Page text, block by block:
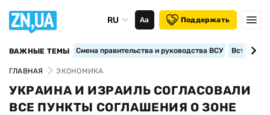
RU Аа Поддержать
ВАЖНЫЕ ТЕМЫ Смена правительства и руководства ВСУ
ГЛАВНАЯ ЭКОНОМИКА
УКРАИНА И ИЗРАИЛЬ СОГЛАСОВАЛИ
ВСЕ ПУНКТЫ СОГЛАШЕНИЯ О ЗОНЕ